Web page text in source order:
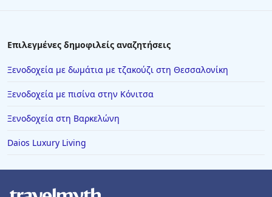
Επιλεγμένες δημοφιλείς αναζητήσεις
Ξενοδοχεία με δωμάτια με τζακούζι στη Θεσσαλονίκη
Ξενοδοχεία με πισίνα στην Κόνιτσα
Ξενοδοχεία στη Βαρκελώνη
Daios Luxury Living